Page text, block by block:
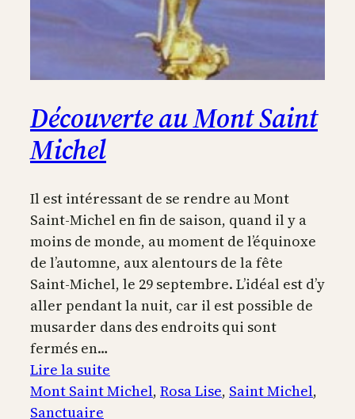
Découverte au Mont Saint
Michel
Il est intéressant de se rendre au Mont
Saint-Michel en fin de saison, quand il y a
moins de monde, au moment de l’équinoxe
de l’automne, aux alentours de la fête
Saint-Michel, le 29 septembre. L’idéal est d’y
aller pendant la nuit, car il est possible de
musarder dans des endroits qui sont
fermés en…
Lire la suite
Découverte
Mont Saint Michel, Rosa Lise, Saint Michel
Sanctuaire